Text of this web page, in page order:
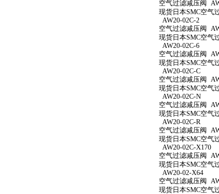
空气过滤减压阀
现货日本SMC空气
AW20-02C-2
空气过滤减压阀
现货日本SMC空气
AW20-02C-6
空气过滤减压阀
现货日本SMC空气
AW20-02C-C
空气过滤减压阀
现货日本SMC空气
AW20-02C-N
空气过滤减压阀
现货日本SMC空气
AW20-02C-R
空气过滤减压阀
现货日本SMC空气
AW20-02C-X170
空气过滤减压阀
现货日本SMC空气
AW20-02-X64
空气过滤减压阀
现货日本SMC空气